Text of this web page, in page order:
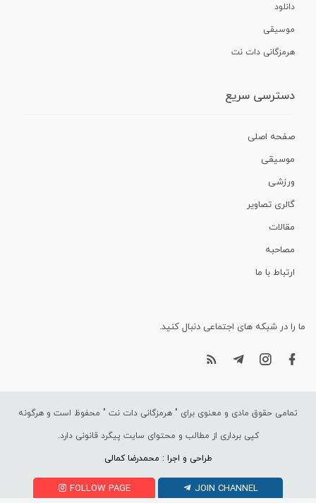
دانلود
موسیقی
هرمزگانی دات نت
دسترسی سریع
صفحه اصلی
موسیقی
ورزشی
گالری تصاویر
مقالات
مصاحبه
ارتباط با ما
ما را در شبکه های اجتماعی دنبال کنید.
تمامی حقوق مادی و معنوی برای " هرمزگانی دات نت " محفوظ است و هرگونه
کپی برداری از مطالب و محتوای سایت پیگرد قانونی دارد.
طراحی و اجرا : محمدرضا کمالی
FOLLOW PAGE JOIN CHANNEL